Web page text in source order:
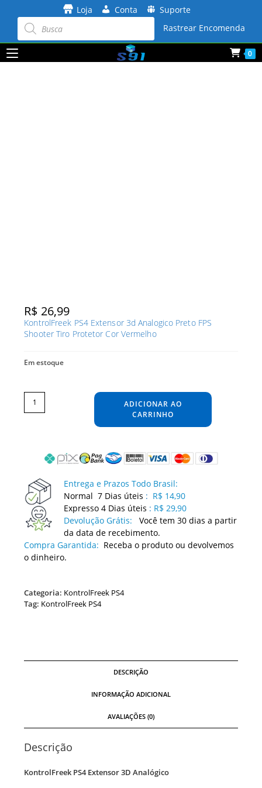
conteúdo
Loja Conta Suporte
Pesquisar
produtos Rastrear Encomenda
0
R$ 26,99
KontrolFreek PS4 Extensor 3d Analogico Preto FPS
Shooter Tiro Protetor Cor Vermelho
Em estoque
KontrolFreek
PS4
Extensor
Preto
ADICIONAR AO
CARRINHO
Entrega e Prazos Todo Brasil:
Normal 7 Dias úteis : R$ 14,90
Expresso 4 Dias úteis : R$ 29,90
Devolução Grátis:
Você tem 30 dias a partir
da data de recebimento.
Compra Garantida: Receba o produto ou devolvemos
o dinheiro.
Categoria: KontrolFreek PS4
Tag: KontrolFreek PS4
DESCRIÇÃO
INFORMAÇÃO ADICIONAL
AVALIAÇÕES (0)
Descrição
KontrolFreek PS4 Extensor 3D Analógico